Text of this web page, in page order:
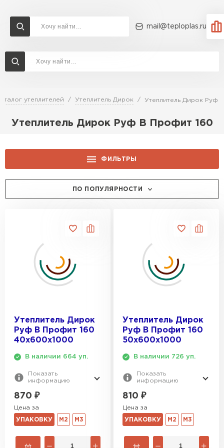
mail@teploplas.ru
утеплителей Утеплитель Дирок Утеплитель Дирок Руф
Утеплитель Дирок Руф В Профит 160
ФИЛЬТРЫ
ПО ПОПУЛЯРНОСТИ
Утеплитель Дирок
Руф В Профит 160
40х600х1000
В наличии 664 уп.
Показать
информацию
870 ₽
Цена за
УПАКОВКУ М2 М3
Утеплитель Дирок
Руф В Профит 160
50х600х1000
В наличии 726 уп.
Показать
информацию
810 ₽
Цена за
УПАКОВКУ М2 М3
Доставка и оплата
Перейти в каталог
Утеплитель Ветонит
Утеплитель MasterPLEX
Утеплитель Белтеп
Утеплитель Тизол
ПЕРЕЙТИ
Утеплитель Rockwool
Утеплитель Knauf
Утеплитель Isover
Утеплитель Урса
Утеплитель Изовол
Утеплитель Paroc
Утеплитель Hotrock
Утеплитель Изомин